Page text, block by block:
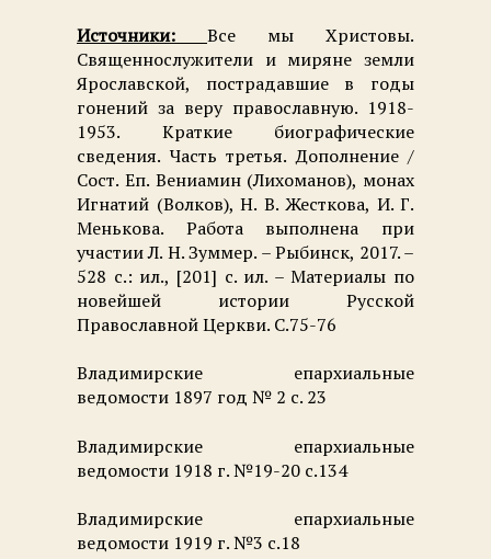
Источники: Все мы Христовы.
Священнослужители и миряне земли
Ярославской, пострадавшие в годы
гонений за веру православную. 1918-
1953. Краткие биографические
сведения. Часть третья. Дополнение /
Сост. Еп. Вениамин (Лихоманов), монах
Игнатий (Волков), Н. В. Жесткова, И. Г.
Менькова. Работа выполнена при
участии Л. Н. Зуммер. – Рыбинск, 2017. –
528 с.: ил., [201] с. ил. – Материалы по
новейшей истории Русской
Православной Церкви. С.75-76
Владимирские епархиальные
ведомости 1897 год № 2 с. 23
Владимирские епархиальные
ведомости 1918 г. №19-20 с.134
Владимирские епархиальные
ведомости 1919 г. №3 с.18